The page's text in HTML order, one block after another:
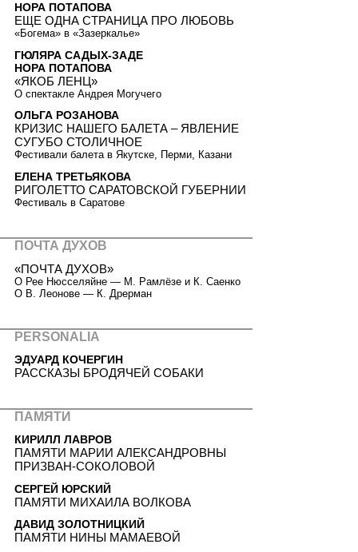
НОРА ПОТАПОВА
ЕЩЕ ОДНА СТРАНИЦА ПРО ЛЮБОВЬ
«Богема» в «Зазеркалье»
ГЮЛЯРА САДЫХ-ЗАДЕ
НОРА ПОТАПОВА
«ЯКОБ ЛЕНЦ»
О спектакле Андрея Могучего
ОЛЬГА РОЗАНОВА
КРИЗИС НАШЕГО БАЛЕТА – ЯВЛЕНИЕ
СУГУБО СТОЛИЧНОЕ
Фестивали балета в Якутске, Перми, Казани
ЕЛЕНА ТРЕТЬЯКОВА
РИГОЛЕТТО САРАТОВСКОЙ ГУБЕРНИИ
Фестиваль в Саратове
ПОЧТА ДУХОВ
«ПОЧТА ДУХОВ»
О Рее Нюсселяйне — М. Рамлёзе и К. Саенко
О В. Леонове — К. Дрерман
PERSONALIA
ЭДУАРД КОЧЕРГИН
РАССКАЗЫ БРОДЯЧЕЙ СОБАКИ
ПАМЯТИ
КИРИЛЛ ЛАВРОВ
ПАМЯТИ МАРИИ АЛЕКСАНДРОВНЫ
ПРИЗВАН-СОКОЛОВОЙ
СЕРГЕЙ ЮРСКИЙ
ПАМЯТИ МИХАИЛА ВОЛКОВА
ДАВИД ЗОЛОТНИЦКИЙ
ПАМЯТИ НИНЫ МАМАЕВОЙ